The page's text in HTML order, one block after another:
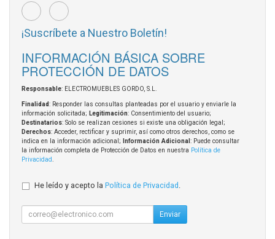
¡Suscríbete a Nuestro Boletín!
INFORMACIÓN BÁSICA SOBRE
PROTECCIÓN DE DATOS
Responsable: ELECTROMUEBLES GORDO, S.L.
Finalidad: Responder las consultas planteadas por el usuario y enviarle la
información solicitada; Legitimación: Consentimiento del usuario;
Destinatarios: Solo se realizan cesiones si existe una obligación legal;
Derechos: Acceder, rectificar y suprimir, así como otros derechos, como se
indica en la información adicional;
Información Adicional : Puede consultar
la información completa de Protección de Datos en nuestra Política de
Privacidad
He leído y acepto la Política de Privacidad .
Enviar